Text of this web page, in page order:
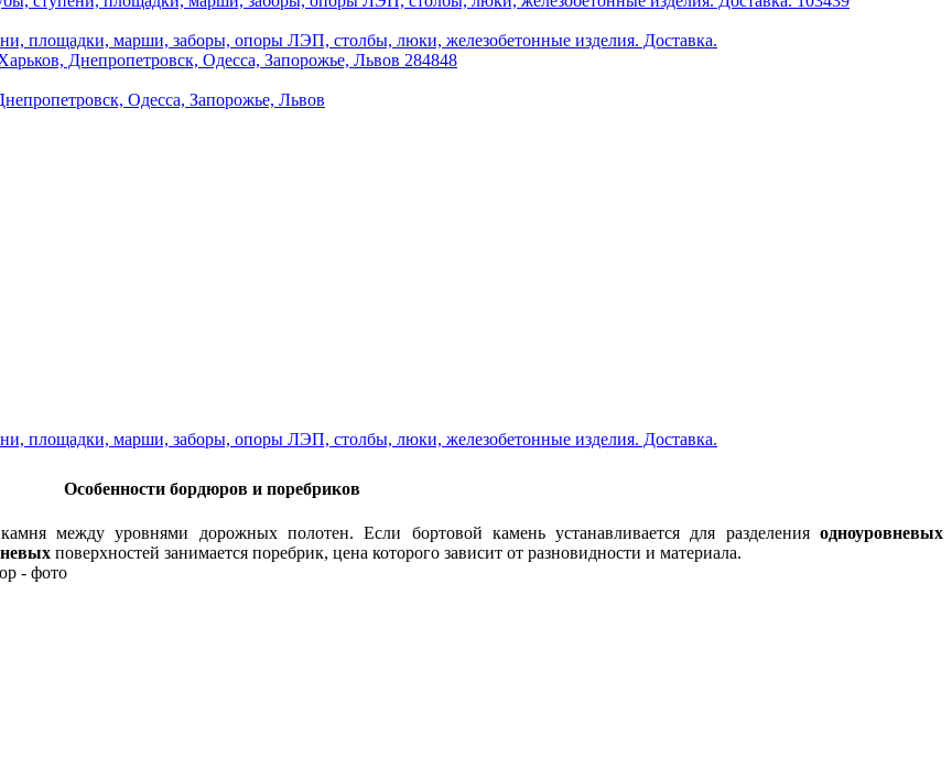
площадки, марши, заборы, опоры ЛЭП, столбы, люки, железобетонные изделия. Доставка.
Одесса, Запорожье, Львов
площадки, марши, заборы, опоры ЛЭП, столбы, люки, железобетонные изделия. Доставка.
Особенности бордюров и поребриков
между уровнями дорожных полотен. Если бортовой камень устанавливается для разделения одноуровневых
поверхностей занимается поребрик, цена которого зависит от разновидности и материала.